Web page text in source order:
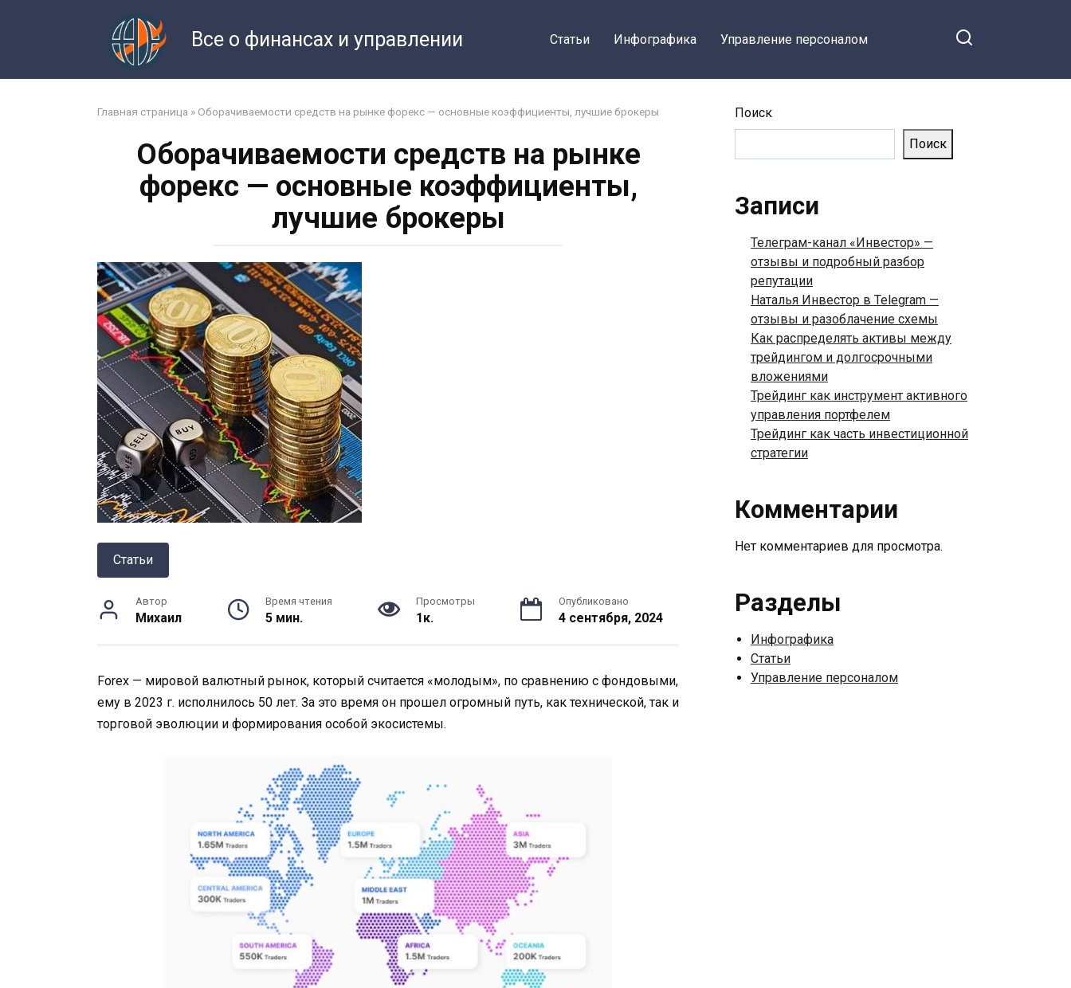
Все о финансах и управлении Статьи Инфографика Управление персоналом
Главная страница » Оборачиваемости средств на рынке форекс — основные коэффициенты, лучшие брокеры
Оборачиваемости средств на рынке
форекс — основные коэффициенты,
лучшие брокеры
Статьи
Автор
Михаил
Время чтения
5 мин.
Просмотры
1к.
Опубликовано
4 сентября, 2024
Forex — мировой валютный рынок, который считается «молодым», по сравнению с фондовыми,
ему в 2023 г. исполнилось 50 лет. За это время он прошел огромный путь, как технической, так и
торговой эволюции и формирования особой экосистемы.
Поиск
Поиск
Записи
Телеграм-канал «Инвестор» —
отзывы и подробный разбор
репутации
Наталья Инвестор в Telegram —
отзывы и разоблачение схемы
Как распределять активы между
трейдингом и долгосрочными
вложениями
Трейдинг как инструмент активного
управления портфелем
Трейдинг как часть инвестиционной
стратегии
Комментарии
Нет комментариев для просмотра.
Разделы
Инфографика
Статьи
Управление персоналом